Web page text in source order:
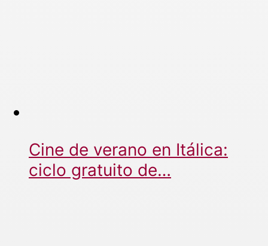
Cine de verano en Itálica:
ciclo gratuito de…